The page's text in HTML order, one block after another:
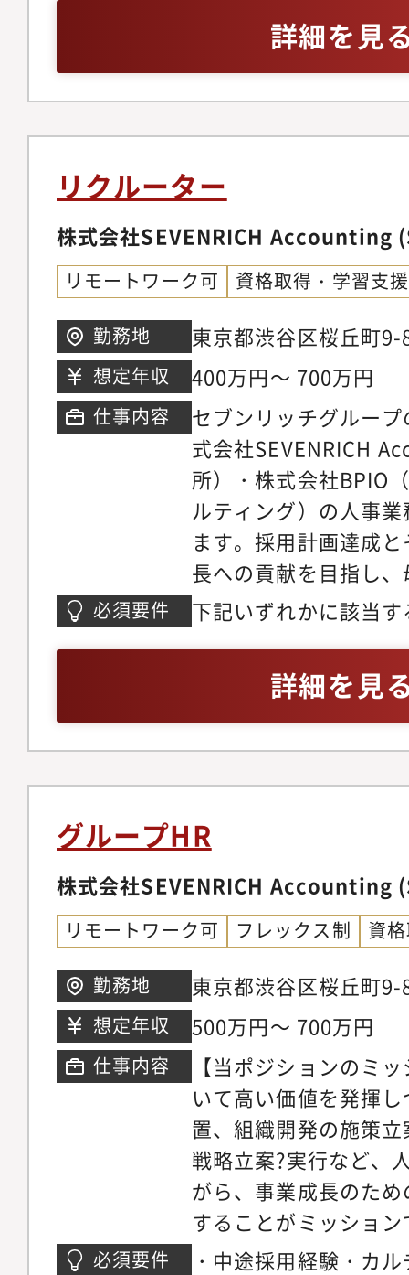
務・記帳代行（会計
の管理資料作成・事
可能な範囲で対応い
書や届出書の作成支
場でのサポート業務
タの集計、
までに培われてきた
ら、社内外の調整・
を実感できます。ご
く経験を増やせるこ
験・管理資料作成経
計、加工業務経験の
詳細を見
リクルーター
株式会社SEVENRICH Accounting
リモートワーク可 資格取得・学習支援
勤務地 東京都渋谷区桜丘町
想定年収 400万円～ 700万円
仕事内容
セブンリッチグルー
式会社SEVENRICH
所）・株式会社BPIO
ルティング）の人事
ます。採用計画達成
長への貢献を目指し
ングにおける採用戦
ブンリッチグループ
策実行にも裁量を持
す。【具体業務】・
成・人材紹介エージ
ション構築・媒体／
チ／doda／AMBI な
サービス導入検討～
との日程調整や内定
分析～改善施策提案
定例MTG・採用計画
記事の企画～制作・
全般※ご経験に応じ
用領域に関わってい
評価制度の設計＆運
といったHRBP業務も
けます【ポジション
離が近いため、現場
な採用活動を行うこ
活躍まで一貫してフ
す・裁量が大きく、
必須要件
下記いずれかに該当
経験が2年以上ある方
ジェントの経験が2年
詳細を見
グループHR
株式会社SEVENRICH Accounting
リモートワーク可 フレックス制 資
勤務地 東京都渋谷区桜丘町
想定年収 500万円～ 700万円
仕事内容
【当ポジションのミ
いて高い価値を発揮
置、組織開発の施策
戦略立案?実行など、
がら、事業成長のた
することがミッショ
ムをアップグレード
必須要件
・中途採用経験・カ